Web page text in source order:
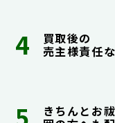
買取後の
売主様責任
きちんとお